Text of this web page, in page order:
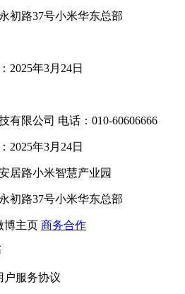
初路37号小米华东总部
2025年3月24日
有限公司 电话：010-60606666
2025年3月24日
居路小米智慧产业园
初路37号小米华东总部
博主页 商务合作
户服务协议